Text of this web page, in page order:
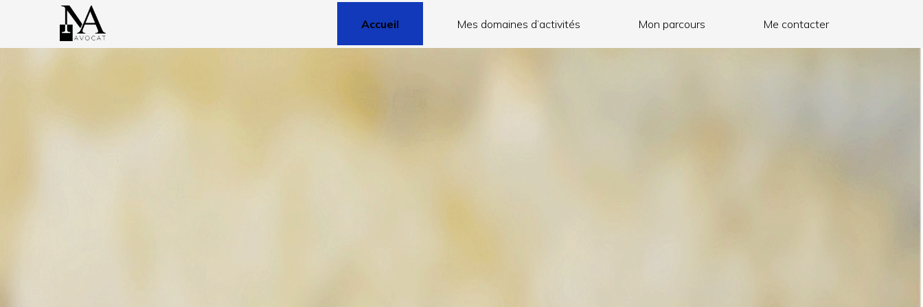
Accueil Mes domaines d’activités Mon parcours Me contacter